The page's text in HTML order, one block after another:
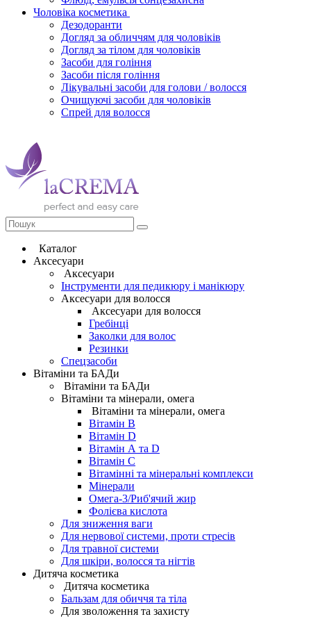
Чоловіка косметика
Дезодоранти
Догляд за обличчям для чоловіків
Догляд за тілом для чоловіків
Засоби для гоління
Засоби після гоління
Лікувальні засоби для голови / волосся
Очищуючі засоби для чоловіків
Спрей для волосся
Каталог
Аксесуари
Аксесуари
Інструменти для педикюру і манікюру
Аксесуари для волосся
Аксесуари для волосся
Гребінці
Заколки для волос
Резинки
Спецзасоби
Вітаміни та БАДи
Вітаміни та БАДи
Вітаміни та мінерали, омега
Вітаміни та мінерали, омега
Вітамін B
Вітамін D
Вітамін А та D
Вітамін С
Вітамінні та мінеральні комплекси
Мінерали
Омега-3/Риб'ячий жир
Фолієва кислота
Для зниження ваги
Для нервової системи, проти стресів
Для травної системи
Для шкіри, волосся та нігтів
Дитяча косметика
Дитяча косметика
Бальзам для обиччя та тіла
Для зволоження та захисту